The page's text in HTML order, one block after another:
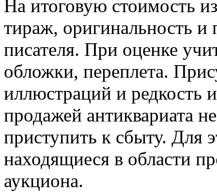
На итоговую стоимость
тираж, оригинальность и
писателя. При оценке
обложки, переплета.
иллюстраций и редкость
продажей антиквариата
приступить к сбыту. Для
находящиеся в области
аукциона.